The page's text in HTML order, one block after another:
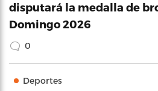
disputará la medalla de
Domingo 2026
0
Deportes